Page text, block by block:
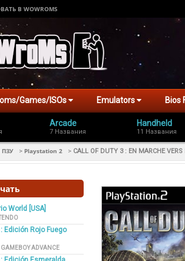
В WOWROMS
Games/ISOs Emulators Bios
Arcade
7 Названия
Handheld
11 Названия
ПЗУ > Playstation 2 > CALL OF DUTY 3 : EN MARCHE VERS
World [USA]
Edición Rojo Fuego
ADVANCE